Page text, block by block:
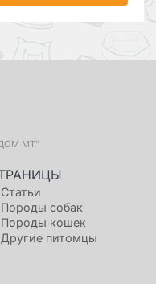
МТ"
Статьи
Породы собак
Породы кошек
Другие питомцы